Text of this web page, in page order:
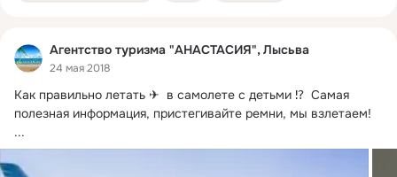
Агентство туризма "АНАСТАСИЯ", Лысьва
24 мая 2018
Как правильно летать ✈  в самолете с детьми ⁉  Самая
полезная информация, пристегивайте ремни, мы взлетаем!
...